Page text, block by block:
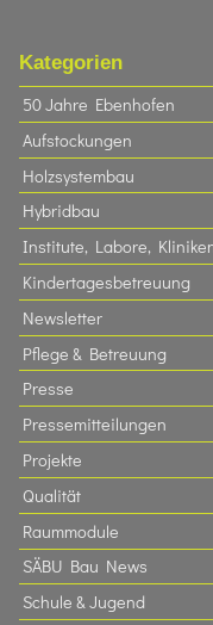
Kategorien
50 Jahre Ebenhofen
Aufstockungen
Holzsystembau
Hybridbau
Institute, Labore,
Kindertagesbetreuung
Newsletter
Pflege & Betreuung
Presse
Pressemitteilungen
Projekte
Qualität
Raummodule
SÄBU Bau News
Schule & Jugend